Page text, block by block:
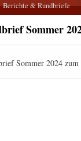
Berichte & Rundbriefe
Sommer
Sommer 2024 zum